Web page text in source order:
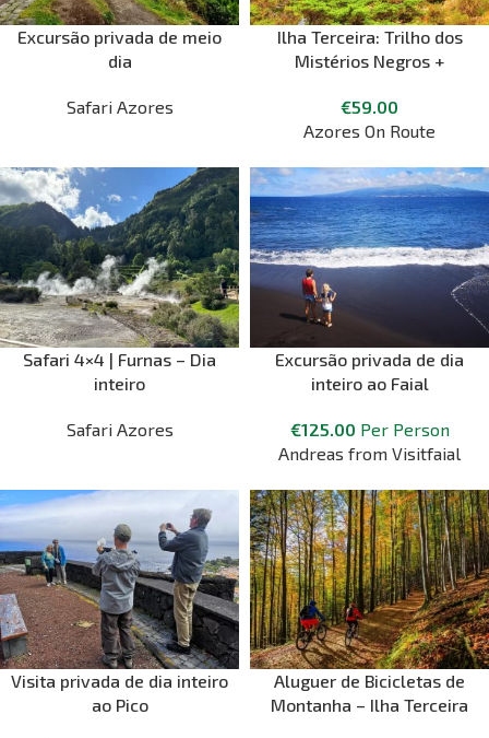
Excursão privada de meio
dia
Safari Azores
Ilha Terceira: Trilho dos
Mistérios Negros +
€59.00
Azores On Route
Safari 4×4 | Furnas – Dia
inteiro
Safari Azores
Excursão privada de dia
inteiro ao Faial
€125.00 Per Person
Andreas from Visitfaial
Visita privada de dia inteiro
ao Pico
Aluguer de Bicicletas de
Montanha – Ilha Terceira